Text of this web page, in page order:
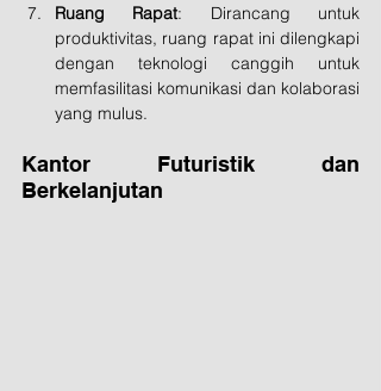
Ruang Rapat: Dirancang untuk
produktivitas, ruang rapat ini dilengkapi
dengan teknologi canggih untuk
memfasilitasi komunikasi dan kolaborasi
yang mulus.
Kantor Futuristik dan
Berkelanjutan